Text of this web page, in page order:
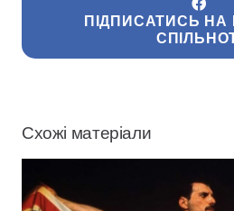
ПІДПИСАТИСЬ НА
Схожі матеріали